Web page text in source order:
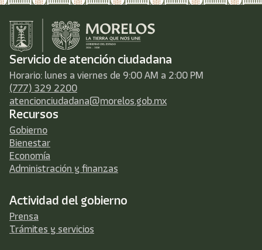
Servicio de atención ciudadana
Horario: lunes a viernes de 9:00 AM a 2:00 PM
(777) 329 2200
atencionciudadana@morelos.gob.mx
Recursos
Gobierno
Bienestar
Economía
Administración y finanzas
Actividad del gobierno
Prensa
Trámites y servicios